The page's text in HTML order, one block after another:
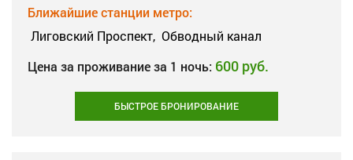
Ближайшие станции метро:
Лиговский Проспект, Обводный канал
Цена за проживание за 1 ночь: 600 руб.
БЫСТРОЕ БРОНИРОВАНИЕ